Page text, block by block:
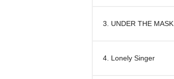
3. UNDER THE MASK
4. Lonely Singer